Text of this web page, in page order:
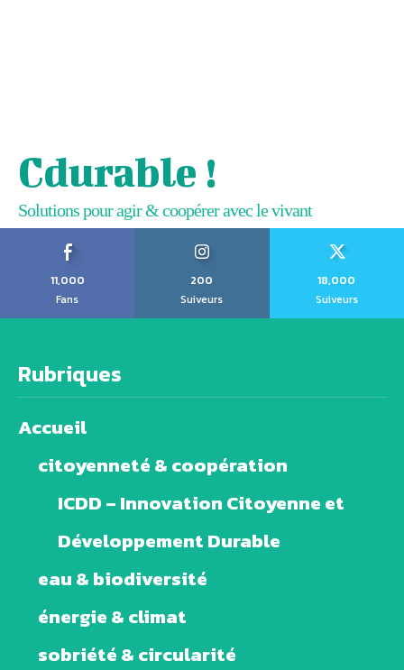
Cdurable !
Solutions pour agir & coopérer avec le vivant
11,000
Fans
200
Suiveurs
18,000
Suiveurs
Rubriques
Accueil
citoyenneté & coopération
ICDD – Innovation Citoyenne et
Développement Durable
eau & biodiversité
énergie & climat
sobriété & circularité